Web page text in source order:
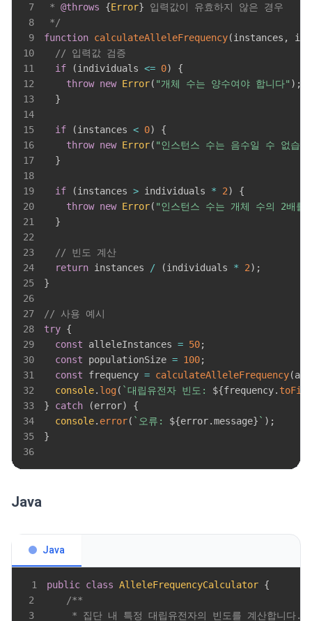
7
* @throws {Error}
8
*/
9
function calculateAlleleFrequency(instances ,
10
// 입력값 검증
11
if (individuals <= 0)
{
12
throw new Error( "개체 수는 양수여야 합니다" ) ;
13
}
14
15
if (instances < 0)
{
16
throw new Error( "인스턴스 수는 음수일 수 없습
17
}
18
19
if (instances > individuals * 2)
{
20
throw new Error( "인스턴스 수는 개체 수의 2배를
21
}
22
23
// 빈도 계산
24
return instances / (individuals * 2) ;
25
}
26
27
// 사용 예시
28
try {
29
const alleleInstances = 50;
30
const populationSize = 100;
31
const frequency = calculateAlleleFrequency(
32
console. log( `대립유전자 빈도: ${frequency.
33
} catch (error)
{
34
console. error( ` 오류: ${error.message} ` ) ;
35
}
36
Java
Java
1 public class AlleleFrequencyCalculator {
2
3